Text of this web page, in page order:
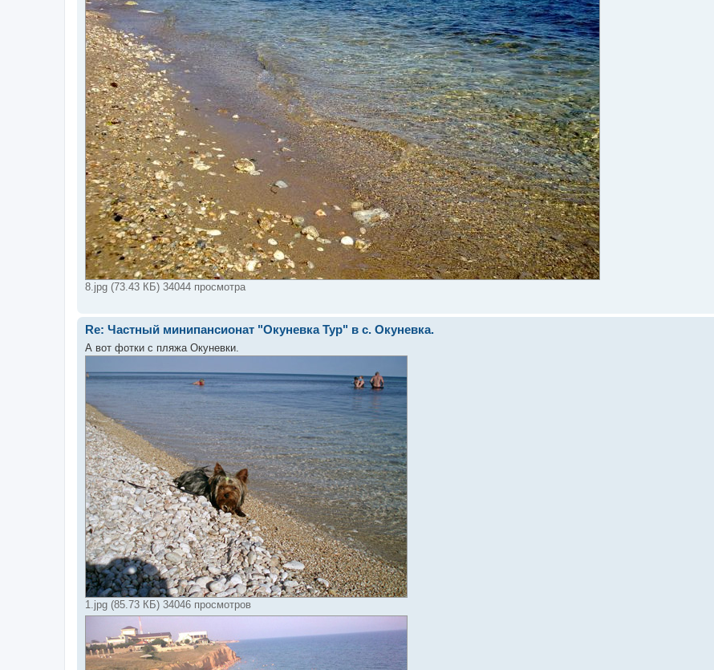
8.jpg (73.43 КБ) 34044 просмотра
Re: Частный минипансионат "Окуневка Тур" в с. Окуневка.
А вот фотки с пляжа Окуневки.
1.jpg (85.73 КБ) 34046 просмотров